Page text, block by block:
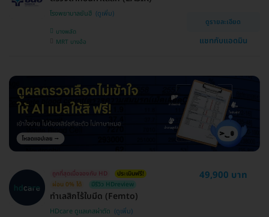
โรงพยาบาลยันฮี
บางพลัด
MRT บางอ้อ
ดูรายละเอียด
แชทกับแอดมิน
ถูกที่สุดเมื่อจองกับ HD
ประเมินฟรี!
ผ่อน 0% ได้
มีรีวิว HDreview
ทำเลสิกไร้ใบมีด (Femto)
HDcare ดูแลเคสผ่าตัด
49,900 บาท